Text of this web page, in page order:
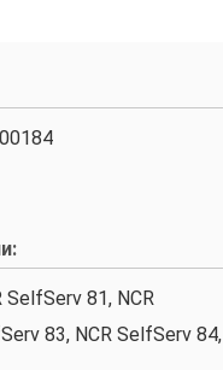
SelfServ 81, NCR
83, NCR SelfServ 84,